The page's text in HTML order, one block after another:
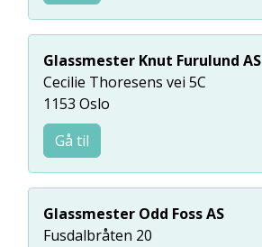
Glassmester Knut Furulund AS
Cecilie Thoresens vei 5C
1153 Oslo
Gå til
Glassmester Odd Foss AS
Fusdalbråten 20